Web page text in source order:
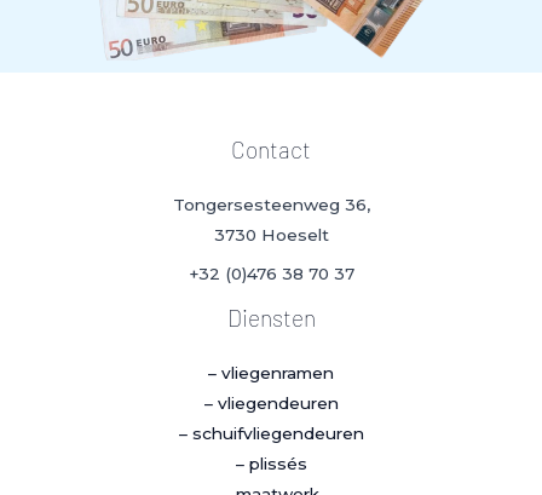
Contact
Tongersesteenweg 36,
3730 Hoeselt
+32 (0)476 38 70 37
Diensten
– vliegenramen
– vliegendeuren
– schuifvliegendeuren
– plissés